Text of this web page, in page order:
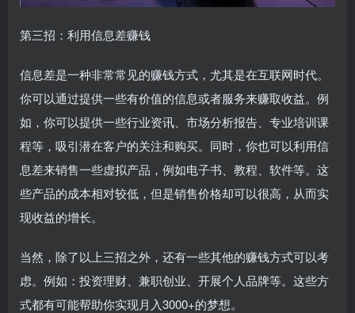
第三招：利用信息差赚钱
信息差是一种非常常见的赚钱方式，尤其是在互联网时代。
你可以通过提供一些有价值的信息或者服务来赚取收益。例
如，你可以提供一些行业资讯、市场分析报告、专业培训课
程等，吸引潜在客户的关注和购买。同时，你也可以利用信
息差来销售一些虚拟产品，例如电子书、教程、软件等。这
些产品的成本相对较低，但是销售价格却可以很高，从而实
现收益的增长。
当然，除了以上三招之外，还有一些其他的赚钱方式可以考
虑。例如：投资理财、兼职创业、开展个人品牌等。这些方
式都有可能帮助你实现月入3000+的梦想。